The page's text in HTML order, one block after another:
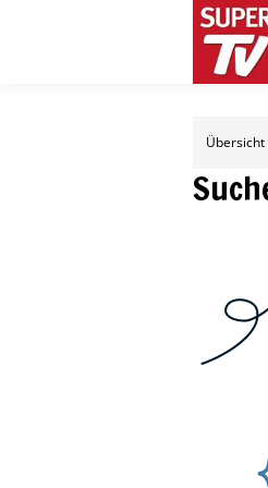
Übersicht